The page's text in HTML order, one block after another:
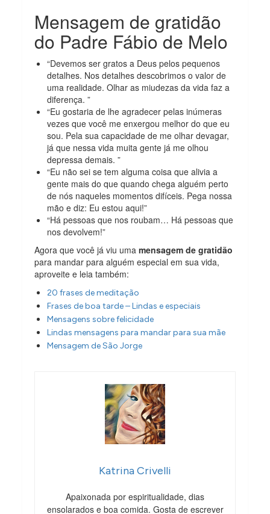
Mensagem de gratidão
do Padre Fábio de Melo
“Devemos ser gratos a Deus pelos pequenos
detalhes. Nos detalhes descobrimos o valor de
uma realidade. Olhar as miudezas da vida faz a
diferença. ”
“Eu gostaria de lhe agradecer pelas inúmeras
vezes que você me enxergou melhor do que eu
sou. Pela sua capacidade de me olhar devagar,
já que nessa vida muita gente já me olhou
depressa demais. ”
“Eu não sei se tem alguma coisa que alivia a
gente mais do que quando chega alguém perto
de nós naqueles momentos difíceis. Pega nossa
mão e diz: Eu estou aqui!”
“Há pessoas que nos roubam… Há pessoas que
nos devolvem!”
Agora que você já viu umamensagem de gratidão
para mandar para alguém especial em sua vida,
aproveite e leia também:
20 frases de meditação
Frases de boa tarde – Lindas e especiais
Mensagens sobre felicidade
Lindas mensagens para mandar para sua mãe
Mensagem de São Jorge
Katrina Crivelli
Apaixonada por espiritualidade, dias
ensolarados e boa comida. Gosta de escrever